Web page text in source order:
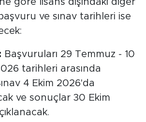
göre lisans dışındaki diğer
ve sınav tarihleri ise
Başvuruları 29 Temmuz - 10
tarihleri arasında
4 Ekim 2026'da
ve sonuçlar 30 Ekim